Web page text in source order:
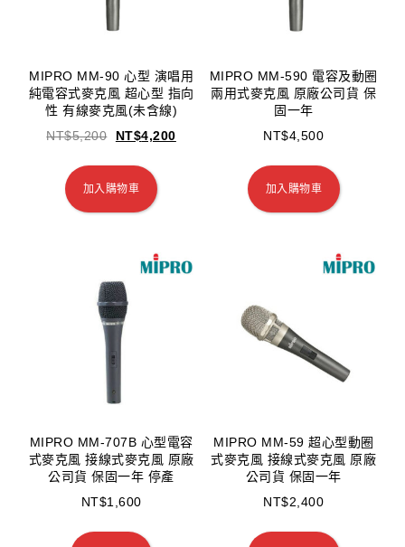
MIPRO MM-90 心型 演唱用
純電容式麥克風 超心型 指向
性 有線麥克風(未含線)
NT$5,200 NT$4,200
加入購物車
MIPRO MM-590 電容及動圈
兩用式麥克風 原廠公司貨 保
固一年
NT$4,500
加入購物車
MIPRO MM-707B 心型電容
式麥克風 接線式麥克風 原廠
公司貨 保固一年 停產
NT$1,600
MIPRO MM-59 超心型動圈
式麥克風 接線式麥克風 原廠
公司貨 保固一年
NT$2,400